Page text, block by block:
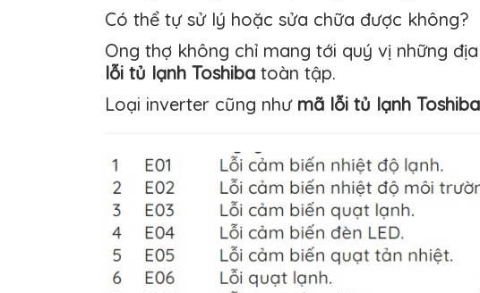
Có thể tự sử lý hoặc sửa chữa được không?
Ong thợ không chỉ mang tới quý vị những
lỗi tủ lạnh Toshiba toàn tập.
Loại inverter cũng như mã lỗi tủ lạnh Toshiba